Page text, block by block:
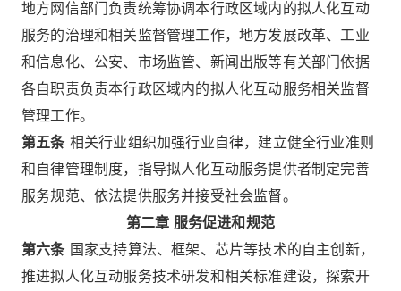
地方网信部门负责统筹协调本行政区域内的拟人化互动
服务的治理和相关监督管理工作，地方发展改革、工业
和信息化、公安、市场监管、新闻出版等有关部门依据
各自职责负责本行政区域内的拟人化互动服务相关监督
管理工作。
第五条相关行业组织加强行业自律，建立健全行业准则
和自律管理制度，指导拟人化互动服务提供者制定完善
服务规范、依法提供服务并接受社会监督。
第二章 服务促进和规范
第六条国家支持算法、框架、芯片等技术的自主创新，
推进拟人化互动服务技术研发和相关标准建设，探索开